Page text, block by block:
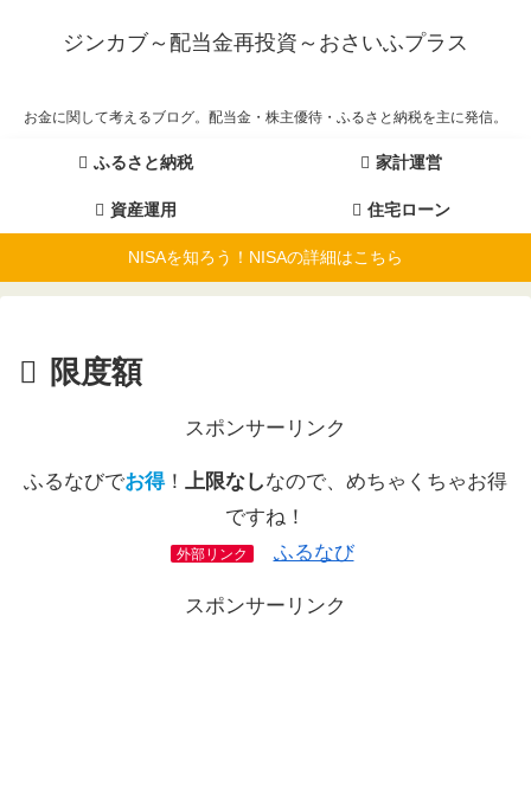
ジンカブ～配当金再投資～おさいふプラス
お金に関して考えるブログ。配当金・株主優待・ふるさと納税を主に発信。
ふるさと納税 家計運営
資産運用 住宅ローン
NISAを知ろう！NISAの詳細はこちら
限度額
スポンサーリンク
ふるなびでお得！ 上限なしなので、めちゃくちゃお得
ですね！
外部リンク ふるなび
スポンサーリンク